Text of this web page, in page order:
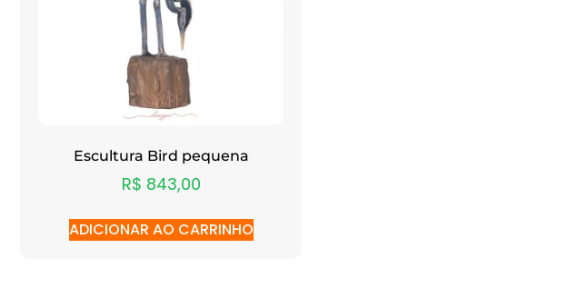
Escultura Bird pequena
R$ 843,00
ADICIONAR AO CARRINHO